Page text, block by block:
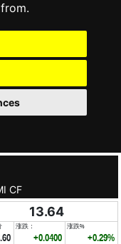
CF
13.64
涨跌：
+0.0400
涨跌%
+0.29%